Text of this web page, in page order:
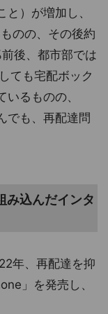
）が増加し、
のの、その後約
後、都市部では
ても宅配ボック
るものの、
でも、再配達問
み込んだインタ
年、再配達を抑
」を発売し、